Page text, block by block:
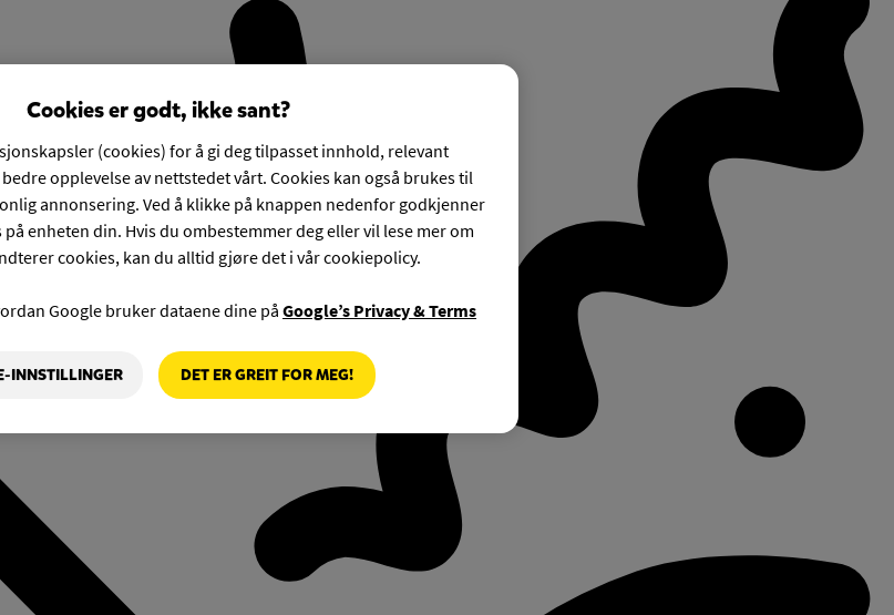
Cookies er godt, ikke sant?
(cookies) for å gi deg tilpasset innhold, relevant
opplevelse av nettstedet vårt. Cookies kan også brukes til
annonsering. Ved å klikke på knappen nedenfor godkjenner
enheten din. Hvis du ombestemmer deg eller vil lese mer om
cookies, kan du alltid gjøre det i vår cookiepolicy.
Google bruker dataene dine på Google’s Privacy & Terms
INNSTILLINGER DET ER GREIT FOR MEG!